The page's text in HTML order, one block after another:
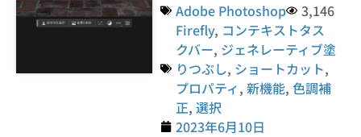
Adobe Photoshop
3,146
Firefly, コンテキストタス
クバー, ジェネレーティブ塗
りつぶし, ショートカット,
プロパティ,新機能,色調補
正,選択
2023年6月10日